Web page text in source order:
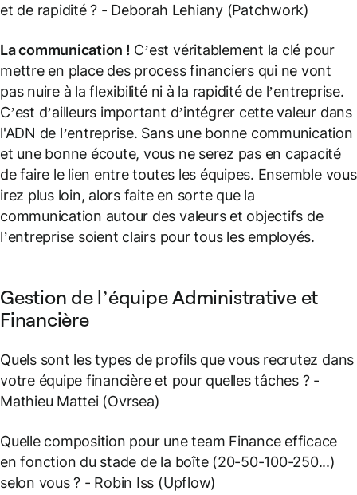
et de rapidité ? - Deborah Lehiany (Patchwork)
La communication ! C’est véritablement la clé pour
mettre en place des process financiers qui ne vont
pas nuire à la flexibilité ni à la rapidité de l’entreprise.
C’est d’ailleurs important d’intégrer cette valeur dans
l'ADN de l’entreprise. Sans une bonne communication
et une bonne écoute, vous ne serez pas en capacité
de faire le lien entre toutes les équipes. Ensemble vous
irez plus loin, alors faite en sorte que la
communication autour des valeurs et objectifs de
l’entreprise soient clairs pour tous les employés.
Gestion de l’équipe Administrative et
Financière
Quels sont les types de profils que vous recrutez dans
votre équipe financière et pour quelles tâches ?-
Mathieu Mattei (Ovrsea)
Quelle composition pour une team Finance efficace
en fonction du stade de la boîte (20-50-100-250...)
selon vous ? - Robin Iss (Upflow)